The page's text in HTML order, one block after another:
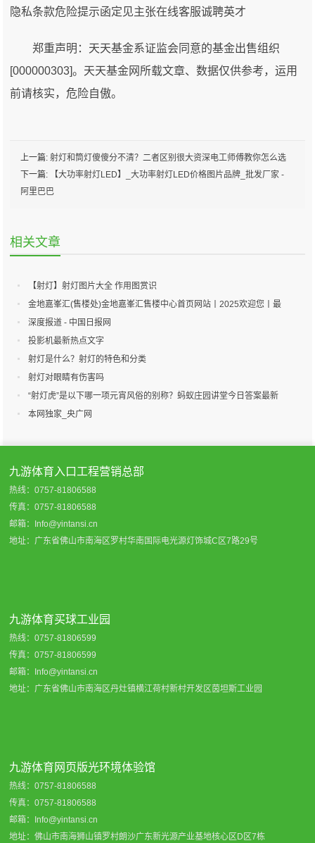
隐私条款危险提示函定见主张在线客服诚聘英才
郑重声明：天天基金系证监会同意的基金出售组织
[000000303]。天天基金网所载文章、数据仅供参考，运用
前请核实，危险自傲。
上一篇:射灯和筒灯傻傻分不清？二者区别很大资深电工师傅教你怎么选
下一篇:
【大功率射灯LED】_大功率射灯LED价格图片品牌_批发厂家 -
阿里巴巴
相关文章
【射灯】射灯图片大全 作用图赏识
金地嘉峯汇(售楼处)金地嘉峯汇售楼中心首页网站丨2025欢迎您丨最
新楼盘详情-处丨2025欢迎您-楼盘评测-户型配套
深度报道 - 中国日报网
投影机最新热点文字
射灯是什么？射灯的特色和分类
射灯对眼睛有伤害吗
“射灯虎”是以下哪一项元宵风俗的别称？蚂蚁庄园讲堂今日答案最新
3月3日
本网独家_央广网
九游体育入口工程营销总部
热线：0757-81806588
传真：0757-81806588
邮箱：Info@yintansi.cn
地址：广东省佛山市南海区罗村华南国际电光源灯饰城C区7路29号
九游体育买球工业园
热线：0757-81806599
传真：0757-81806599
邮箱：Info@yintansi.cn
地址：广东省佛山市南海区丹灶镇横江荷村新村开发区茵坦斯工业园
九游体育网页版光环境体验馆
热线：0757-81806588
传真：0757-81806588
邮箱：Info@yintansi.cn
地址：佛山市南海狮山镇罗村朗沙广东新光源产业基地核心区D区7栋